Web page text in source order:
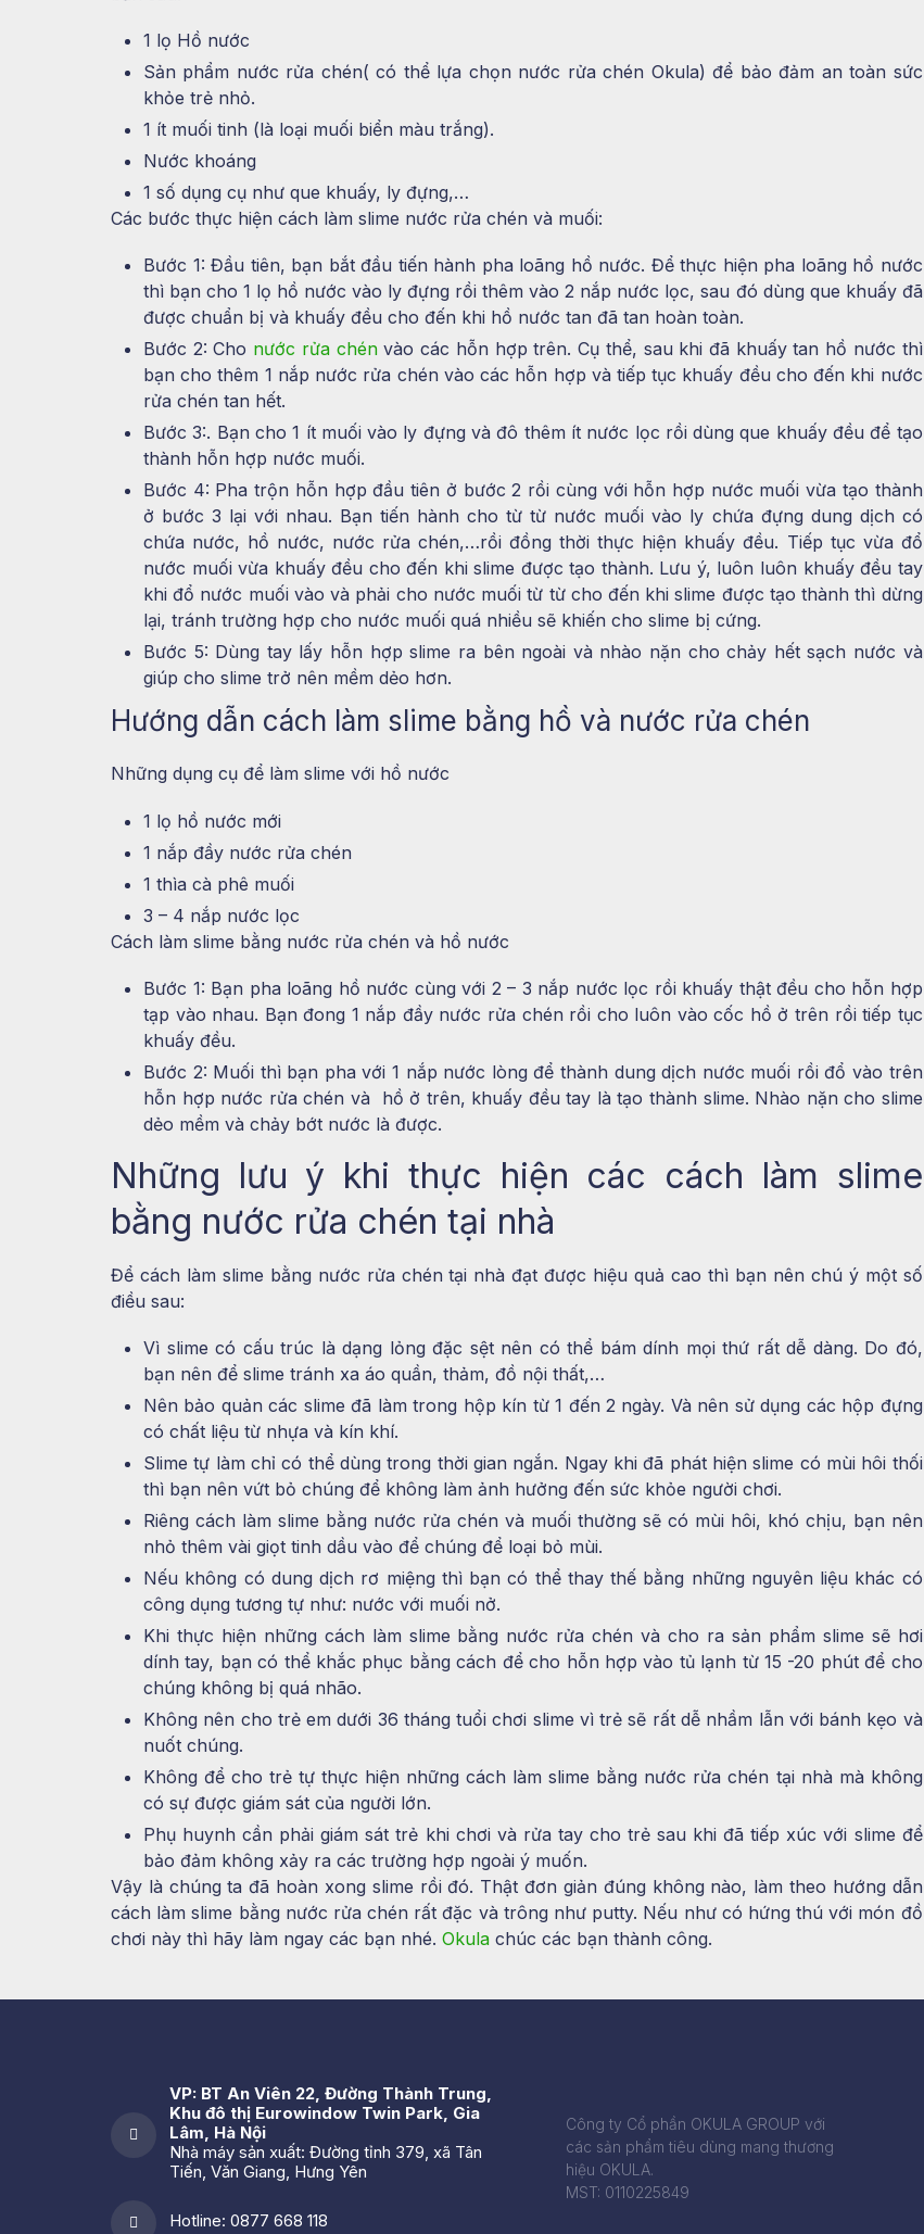
1 lọ Hồ nước
Sản phẩm nước rửa chén( có thể lựa chọn nước rửa chén Okula) để bảo đảm an toàn sức
khỏe trẻ nhỏ.
1 ít muối tinh (là loại muối biển màu trắng).
Nước khoáng
1 số dụng cụ như que khuấy, ly đựng,…
Các bước thực hiện cách làm slime nước rửa chén và muối:
Bước 1: Đầu tiên, bạn bắt đầu tiến hành pha loãng hồ nước. Để thực hiện pha loãng hồ nước
thì bạn cho 1 lọ hồ nước vào ly đựng rồi thêm vào 2 nắp nước lọc, sau đó dùng que khuấy đã
được chuẩn bị và khuấy đều cho đến khi hồ nước tan đã tan hoàn toàn.
Bước 2: Cho nước rửa chénvào các hỗn hợp trên. Cụ thể, sau khi đã khuấy tan hồ nước thì
bạn cho thêm 1 nắp nước rửa chén vào các hỗn hợp và tiếp tục khuấy đều cho đến khi nước
rửa chén tan hết.
Bước 3:. Bạn cho 1 ít muối vào ly đựng và đô thêm ít nước lọc rồi dùng que khuấy đều để tạo
thành hỗn hợp nước muối.
Bước 4: Pha trộn hỗn hợp đầu tiên ở bước 2 rồi cùng với hỗn hợp nước muối vừa tạo thành
ở bước 3 lại với nhau. Bạn tiến hành cho từ từ nước muối vào ly chứa đựng dung dịch có
chứa nước, hồ nước, nước rửa chén,…rồi đồng thời thực hiện khuấy đều. Tiếp tục vừa đổ
nước muối vừa khuấy đều cho đến khi slime được tạo thành. Lưu ý, luôn luôn khuấy đều tay
khi đổ nước muối vào và phải cho nước muối từ từ cho đến khi slime được tạo thành thì dừng
lại, tránh trường hợp cho nước muối quá nhiều sẽ khiến cho slime bị cứng.
Bước 5: Dùng tay lấy hỗn hợp slime ra bên ngoài và nhào nặn cho chảy hết sạch nước và
giúp cho slime trở nên mềm dẻo hơn.
Hướng dẫn cách làm slime bằng hồ và nước rửa chén
Những dụng cụ để làm slime với hồ nước
1 lọ hồ nước mới
1 nắp đầy nước rửa chén
1 thìa cà phê muối
3 – 4 nắp nước lọc
Cách làm slime bằng nước rửa chén và hồ nước
Bước 1: Bạn pha loãng hồ nước cùng với 2 – 3 nắp nước lọc rồi khuấy thật đều cho hỗn hợp
tạp vào nhau. Bạn đong 1 nắp đầy nước rửa chén rồi cho luôn vào cốc hồ ở trên rồi tiếp tục
khuấy đều.
Bước 2: Muối thì bạn pha với 1 nắp nước lòng để thành dung dịch nước muối rồi đổ vào trên
hỗn hợp nước rửa chén và hồ ở trên, khuấy đều tay là tạo thành slime. Nhào nặn cho slime
dẻo mềm và chảy bớt nước là được.
Những lưu ý khi thực hiện các cách làm slime
bằng nước rửa chén tại nhà
Để cách làm slime bằng nước rửa chén tại nhà đạt được hiệu quả cao thì bạn nên chú ý một số
điều sau:
Vì slime có cấu trúc là dạng lỏng đặc sệt nên có thể bám dính mọi thứ rất dễ dàng. Do đó,
bạn nên để slime tránh xa áo quần, thảm, đồ nội thất,…
Nên bảo quản các slime đã làm trong hộp kín từ 1 đến 2 ngày. Và nên sử dụng các hộp đựng
có chất liệu từ nhựa và kín khí.
Slime tự làm chỉ có thể dùng trong thời gian ngắn. Ngay khi đã phát hiện slime có mùi hôi thối
thì bạn nên vứt bỏ chúng để không làm ảnh hưởng đến sức khỏe người chơi.
Riêng cách làm slime bằng nước rửa chén và muối thường sẽ có mùi hôi, khó chịu, bạn nên
nhỏ thêm vài giọt tinh dầu vào để chúng để loại bỏ mùi.
Nếu không có dung dịch rơ miệng thì bạn có thể thay thế bằng những nguyên liệu khác có
công dụng tương tự như: nước với muối nở.
Khi thực hiện những cách làm slime bằng nước rửa chén và cho ra sản phẩm slime sẽ hơi
dính tay, bạn có thể khắc phục bằng cách để cho hỗn hợp vào tủ lạnh từ 15 -20 phút để cho
chúng không bị quá nhão.
Không nên cho trẻ em dưới 36 tháng tuổi chơi slime vì trẻ sẽ rất dễ nhầm lẫn với bánh kẹo và
nuốt chúng.
Không để cho trẻ tự thực hiện những cách làm slime bằng nước rửa chén tại nhà mà không
có sự được giám sát của người lớn.
Phụ huynh cần phải giám sát trẻ khi chơi và rửa tay cho trẻ sau khi đã tiếp xúc với slime để
bảo đảm không xảy ra các trường hợp ngoài ý muốn.
Vậy là chúng ta đã hoàn xong slime rồi đó. Thật đơn giản đúng không nào, làm theo hướng dẫn
cách làm slime bằng nước rửa chén rất đặc và trông như putty. Nếu như có hứng thú với món đồ
chơi này thì hãy làm ngay các bạn nhé. Okula chúc các bạn thành công.
VP: BT An Viên 22, Đường Thành Trung,
Khu đô thị Eurowindow Twin Park, Gia
Lâm, Hà Nội
Nhà máy sản xuất: Đường tỉnh 379, xã Tân
Tiến, Văn Giang, Hưng Yên
Hotline: 0877 668 118
Công ty Cổ phần OKULA GROUP với
các sản phẩm tiêu dùng mang thương
hiệu OKULA.
MST: 0110225849